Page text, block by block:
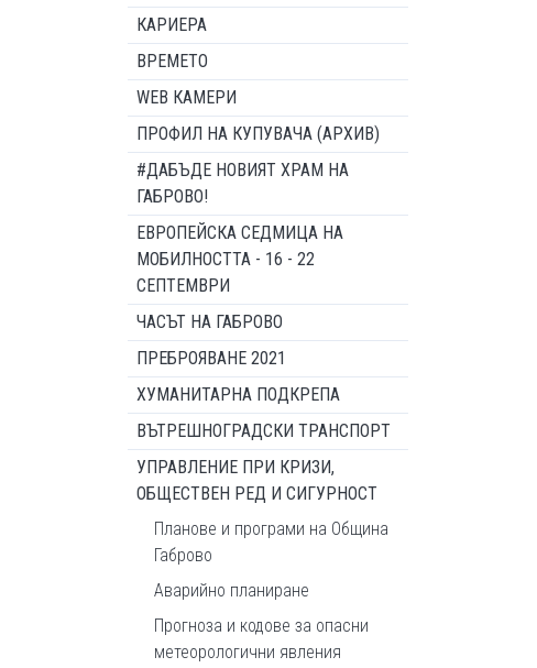
КАРИЕРА
ВРЕМЕТО
WEB КАМЕРИ
ПРОФИЛ НА КУПУВАЧА (АРХИВ)
#ДАБЪДЕ НОВИЯТ ХРАМ НА
ГАБРОВО!
ЕВРОПЕЙСКА СЕДМИЦА НА
МОБИЛНОСТТА - 16 - 22
СЕПТЕМВРИ
ЧАСЪТ НА ГАБРОВО
ПРЕБРОЯВАНЕ 2021
ХУМАНИТАРНА ПОДКРЕПА
ВЪТРЕШНОГРАДСКИ ТРАНСПОРТ
УПРАВЛЕНИЕ ПРИ КРИЗИ,
ОБЩЕСТВЕН РЕД И СИГУРНОСТ
Планове и програми на Община
Габрово
Аварийно планиране
Прогноза и кодове за опасни
метеорологични явления